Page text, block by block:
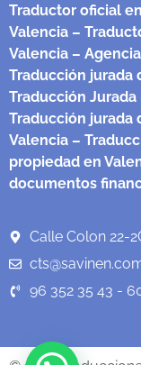
Traductor oficial
Valencia –
Valencia –
Traducción jurada
Traducción Jurada
Traducción jurada
Valencia –
propiedad en
documentos
Calle Colon 22-
96 352 35 43 -